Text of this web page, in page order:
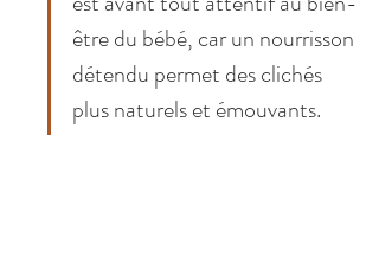
être du bébé, car un nourrisson
détendu permet des clichés
plus naturels et émouvants.